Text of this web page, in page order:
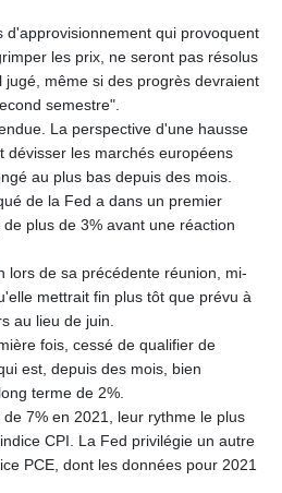
KRW 1636.527559
KWD 0.356756
KYD 0.961952
KZT 540.905481
LAK 26081.121706
LBP
103366.035355
LKR 387.731275
LRD 208.352023
LTL 3.401932
LVL 0.69691
LYD 7.358163
MAD 10.769655
MDL 20.084174
MGA 4962.784289
MKD 61.534725
MMK 2418.826093
MNT 4142.864879
d'approvisionnement qui provoquent
les prix, ne seront pas résolus
même si des progrès devraient
semestre".
La perspective d'une hausse
dévisser les marchés européens
au plus bas depuis des mois.
de la Fed a dans un premier
plus de 3% avant une réaction
lors de sa précédente réunion, mi-
mettrait fin plus tôt que prévu à
au lieu de juin.
fois, cessé de qualifier de
est, depuis des mois, bien
terme de 2%.
7% en 2021, leur rythme le plus
CPI. La Fed privilégie un autre
PCE, dont les données pour 2021